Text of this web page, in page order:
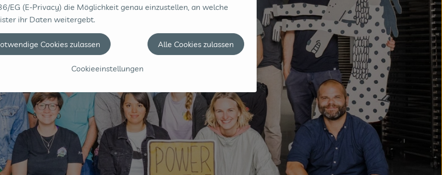
EG (E-Privacy) die Möglichkeit genau einzustellen, an welche
ihr Daten weitergebt.
Cookieeinstellungen
Cookies zulassen Alle Cookies zulassen